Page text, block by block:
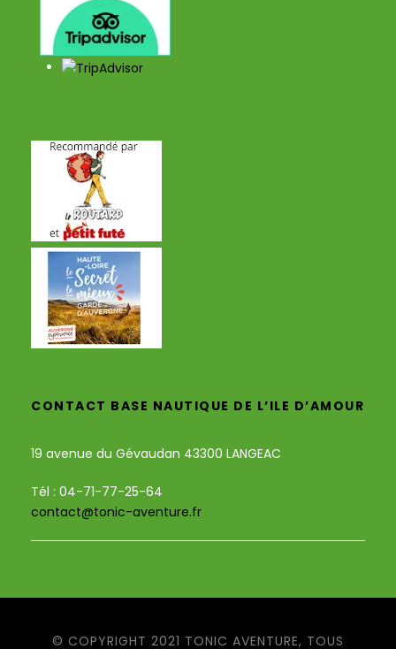
CONTACT BASE NAUTIQUE DE L’ILE D’AMOUR
19 avenue du Gévaudan 43300 LANGEAC
Tél : 04-71-77-25-64
contact@tonic-aventure.fr
© COPYRIGHT 2021 TONIC AVENTURE, TOUS